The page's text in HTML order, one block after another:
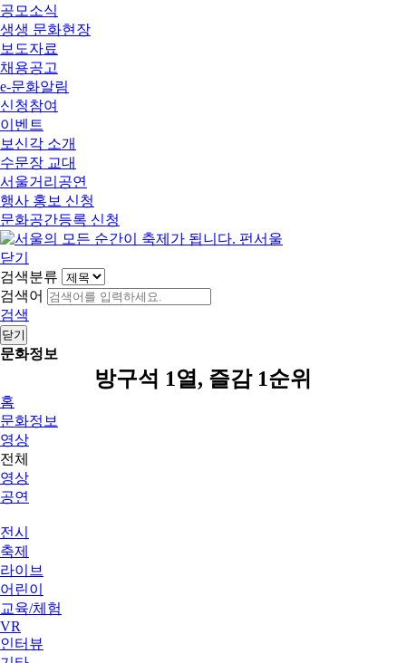
공모소식
생생 문화현장
보도자료
채용공고
e-문화알림
신청참여
이벤트
보신각 소개
수문장 교대
서울거리공연
행사 홍보 신청
문화공간등록 신청
닫기
검색분류
검색어
검색
닫기
문화정보
방구석 1열, 즐감 1순위
홈
문화정보
영상
전체
영상
공연
전시
축제
라이브
어린이
교육/체험
VR
인터뷰